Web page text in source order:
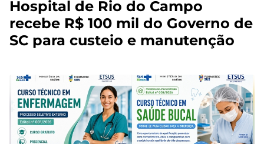
Hospital de Rio do Campo
recebe R$ 100 mil do Governo de
SC para custeio e manutenção